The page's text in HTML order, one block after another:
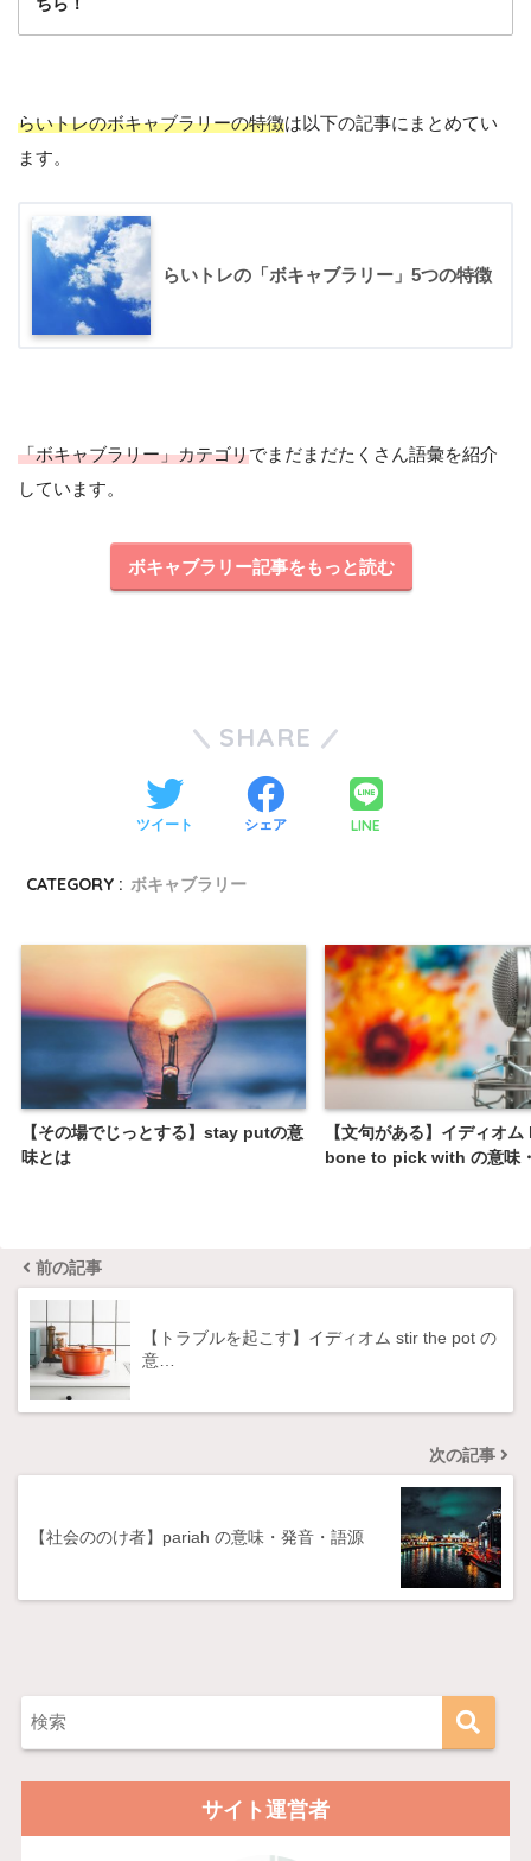
洋画や海外ドラマももちろんいいけど、トー
クショーは会話がほとんど途切れず、発話量
らいトレのボキャブラリーの特徴は以下の記事にまとめてい
ます。
らいトレの「ボキャブラリー」5つの特徴
「ボキャブラリー」カテゴリでまだまだたくさん語彙を紹介
しています。
ボキャブラリー記事をもっと読む
SHARE
ツイート シェア LINE
CATEGORY : ボキャブラリー
【その場でじっとする】stay putの意
味とは
【文句がある】イディオ
bone to pick with の意味
前の記事
【トラブルを起こす】イディオム stir the pot の
意…
次の記事
【社会ののけ者】pariah の意味・発音・語源
サイト運営者